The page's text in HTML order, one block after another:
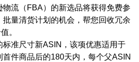
物流（ FBA）的新选品将获得免费参
量清货计划的机会，帮您回收冗余
。
标准尺寸新ASIN，该项优惠适用于
件商品后的180天内，每个父ASIN